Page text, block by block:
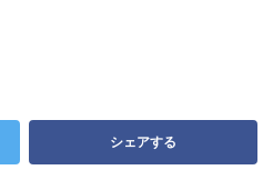
シェアする